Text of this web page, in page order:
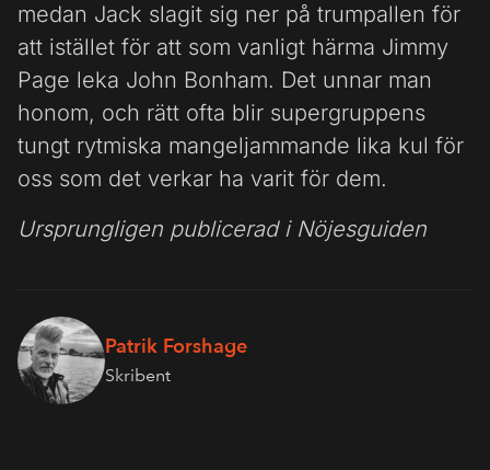
medan Jack slagit sig ner på trumpallen för
att istället för att som vanligt härma Jimmy
Page leka John Bonham. Det unnar man
honom, och rätt ofta blir supergruppens
tungt rytmiska mangeljammande lika kul för
oss som det verkar ha varit för dem.
Ursprungligen publicerad i Nöjesguiden
Patrik Forshage
Skribent